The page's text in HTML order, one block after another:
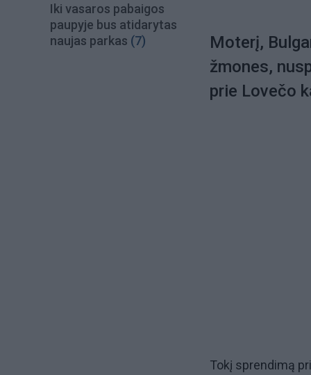
Iki vasaros pabaigos
paupyje bus atidarytas
naujas parkas (7)
Moterį,
žmones,
prie Lovečo
Tokį sprendimą